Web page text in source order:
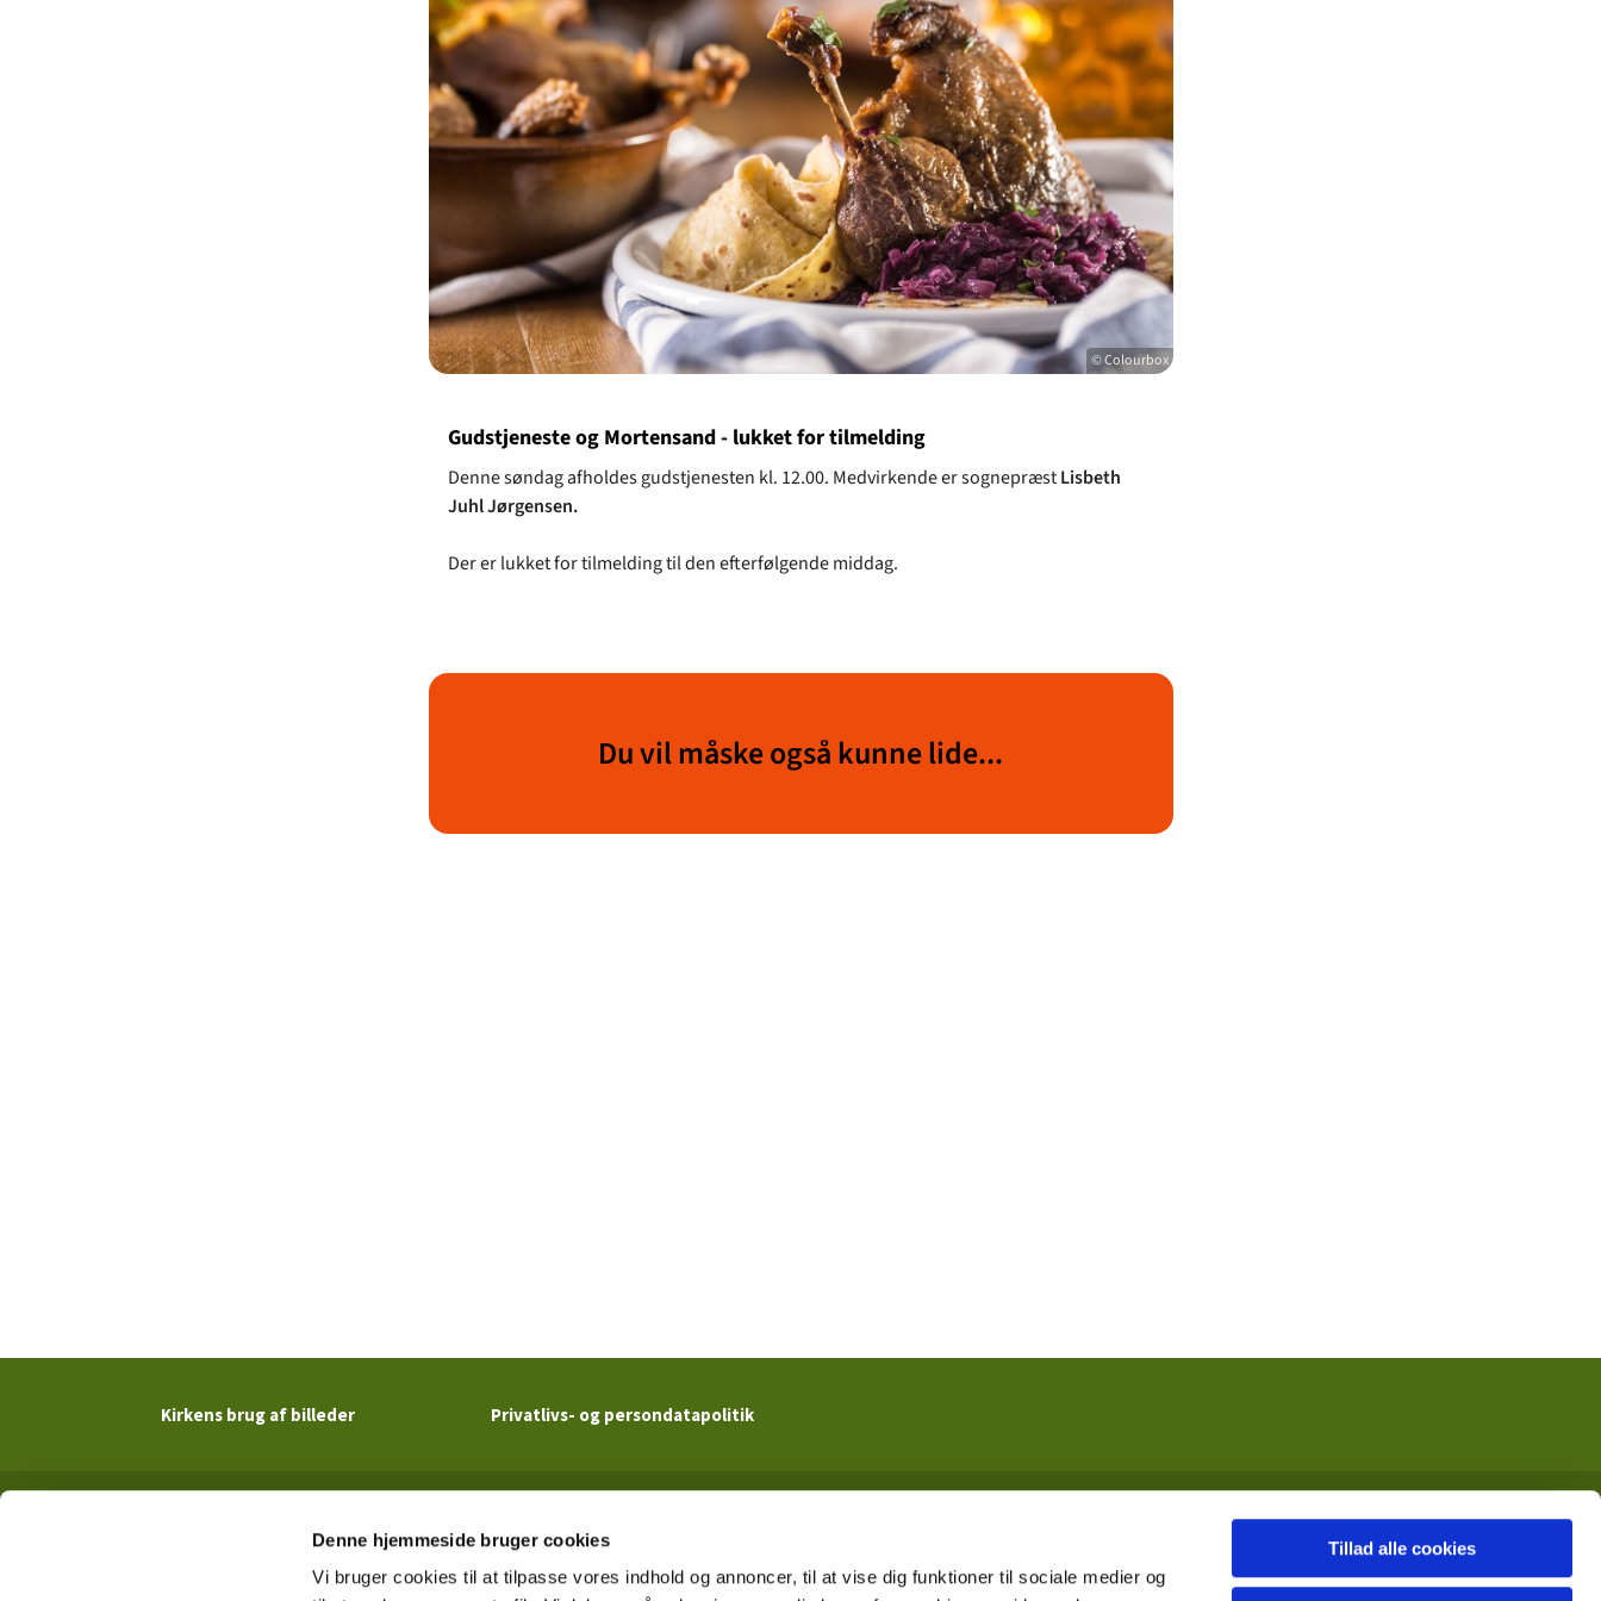
Denne hjemmeside bruger cookies
Vi bruger cookies til at tilpasse vores indhold og annoncer, til at vise dig funktioner til sociale medier og
Tillad alle cookies
© Colourbox
Gudstjeneste og Mortensand - lukket for tilmelding
Denne søndag afholdes gudstjenesten kl. 12.00. Medvirkende er sognepræstLisbeth
Juhl Jørgensen.
Der er lukket for tilmelding til den efterfølgende middag.
Du vil måske også kunne lide...
Kirkens brug af billeder Privatlivs- og persondatapolitik
· Ved Kildevældskirken 2 · 2100 København Ø · CVR. 62517719
kildevaelds.sogn@km.dk